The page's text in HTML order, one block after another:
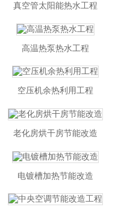
真空管太阳能热水工程
高温热泵热水工程
空压机余热利用工程
老化房烘干房节能改造
电镀槽加热节能改造